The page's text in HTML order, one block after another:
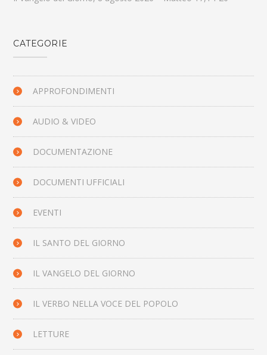
CATEGORIE
APPROFONDIMENTI
AUDIO & VIDEO
DOCUMENTAZIONE
DOCUMENTI UFFICIALI
EVENTI
IL SANTO DEL GIORNO
IL VANGELO DEL GIORNO
IL VERBO NELLA VOCE DEL POPOLO
LETTURE